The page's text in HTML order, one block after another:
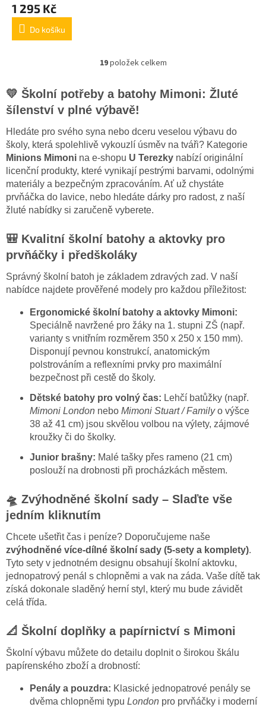
1 295 Kč
Do košíku
O
l
á
d
c
í
p
r
v
k
y
v
p
s
u
19položek celkem
💛 Školní potřeby a batohy Mimoni: Žluté
šílenství v plné výbavě!
Hledáte pro svého syna nebo dceru veselou výbavu do
školy, která spolehlivě vykouzlí úsměv na tváři? Kategorie
Minions Mimoni na e-shopu U Terezky nabízí originální
licenční produkty, které vynikají pestrými barvami, odolnými
materiály a bezpečným zpracováním. Ať už chystáte
prvňáčka do lavice, nebo hledáte dárky pro radost, z naší
žluté nabídky si zaručeně vyberete.
🎒 Kvalitní školní batohy a aktovky pro
prvňáčky i předškoláky
Správný školní batoh je základem zdravých zad. V naší
nabídce najdete prověřené modely pro každou příležitost:
Ergonomické školní batohy a aktovky Mimoni:
Speciálně navržené pro žáky na 1. stupni ZŠ (např.
varianty s vnitřním rozměrem 350 x 250 x 150 mm).
Disponují pevnou konstrukcí, anatomickým
polstrováním a reflexními prvky pro maximální
bezpečnost při cestě do školy.
Dětské batohy pro volný čas: Lehčí batůžky (např.
Mimoni London nebo Mimoni Stuart / Familyo výšce
38 až 41 cm) jsou skvělou volbou na výlety, zájmové
kroužky či do školky.
Junior brašny: Malé tašky přes rameno (21 cm)
poslouží na drobnosti při procházkách městem.
🛸 Zvýhodněné školní sady – Slaďte vše
jedním kliknutím
Chcete ušetřit čas i peníze? Doporučujeme naše
zvýhodněné více-dílné školní sady (5-sety a komplety).
Tyto sety v jednotném designu obsahují školní aktovku,
jednopatrový penál s chlopněmi a vak na záda. Vaše dítě tak
získá dokonale sladěný herní styl, který mu bude závidět
celá třída.
📐 Školní doplňky a papírnictví s Mimoni
Školní výbavu můžete do detailu doplnit o širokou škálu
papírenského zboží a drobností:
Penály a pouzdra: Klasické jednopatrové penály se
dvěma chlopněmi typu London pro prvňáčky i moderní